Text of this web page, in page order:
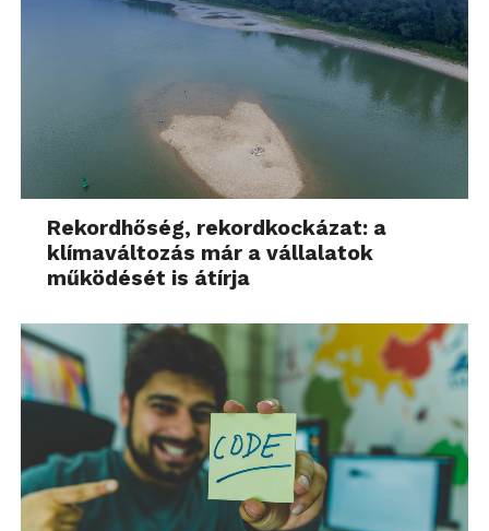
Rekordhőség, rekordkockázat: a
klímaváltozás már a vállalatok
működését is átírja